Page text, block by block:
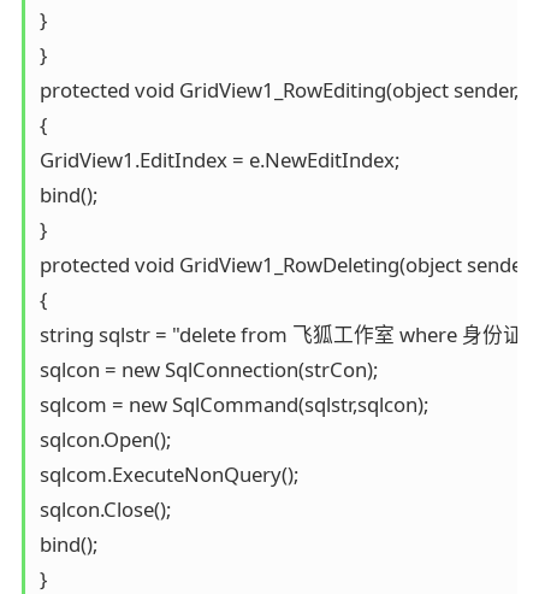
}
}
protected void GridView1_RowEditing(object sender,
{
GridView1.EditIndex = e.NewEditIndex;
bind();
}
protected void GridView1_RowDeleting(object
{
string sqlstr = "delete from 飞狐工作室 where 身份证
sqlcon = new SqlConnection(strCon);
sqlcom = new SqlCommand(sqlstr,sqlcon);
sqlcon.Open();
sqlcom.ExecuteNonQuery();
sqlcon.Close();
bind();
}